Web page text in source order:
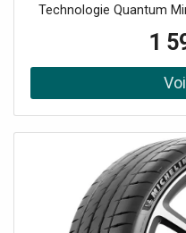
Technologie Quantum
contrôlez plusieurs
Gaming Hub et Smart
contenus Système
1